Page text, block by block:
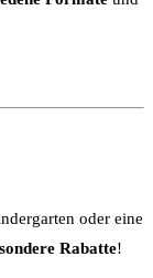
oder eine
Rabatte!